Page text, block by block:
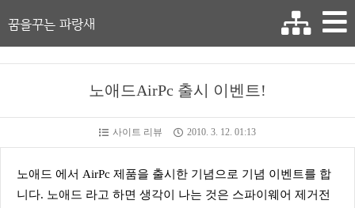
꿈을꾸는 파랑새
노애드AirPc 출시 이벤트!
사이트 리뷰 2010. 3. 12. 01:13
노애드 에서 AirPc 제품을 출시한 기념으로 기념 이벤트를 합
니다. 노애드 라고 하면 생각이 나는 것은 스파이웨어 제거전